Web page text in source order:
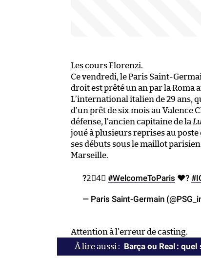
Les cours Florenzi.
Ce vendredi, le Paris Saint-
droit est prêté un an par la Roma
L’international italien de 29 ans,
d’un prêt de six mois au Valence
défense, l’ancien capitaine de la
joué à plusieurs reprises au poste
ses débuts sous le maillot
Marseille.
?2⃣4⃣ #WelcomeToParis ❤️?
— Paris Saint-Germain
Attention à l’erreur de casting.
Barça ou Real :